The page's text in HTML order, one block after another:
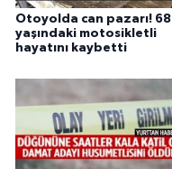
Otoyolda can pazarı! 68
yaşındaki motosikletli
hayatını kaybetti